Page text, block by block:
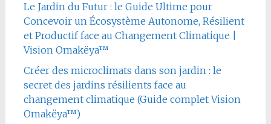
Le Jardin du Futur : le Guide Ultime pour
Concevoir un Écosystème Autonome, Résilient
et Productif face au Changement Climatique |
Vision Omakëya™
Créer des microclimats dans son jardin : le
secret des jardins résilients face au
changement climatique (Guide complet Vision
Omakëya™)